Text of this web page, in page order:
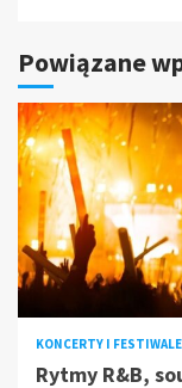
Powiązane
KONCERTY I FESTIWALE
Rytmy R&B,